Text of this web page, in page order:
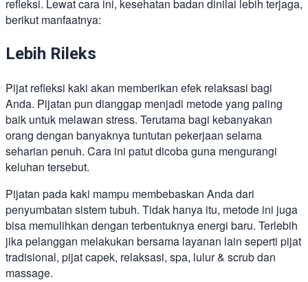
refleksi. Lewat cara ini, kesehatan badan dinilai lebih terjaga,
berikut manfaatnya:
Lebih Rileks
Pijat refleksi kaki akan memberikan efek relaksasi bagi
Anda. Pijatan pun dianggap menjadi metode yang paling
baik untuk melawan stress. Terutama bagi kebanyakan
orang dengan banyaknya tuntutan pekerjaan selama
seharian penuh. Cara ini patut dicoba guna mengurangi
keluhan tersebut.
Pijatan pada kaki mampu membebaskan Anda dari
penyumbatan sistem tubuh. Tidak hanya itu, metode ini juga
bisa memulihkan dengan terbentuknya energi baru. Terlebih
jika pelanggan melakukan bersama layanan lain seperti pijat
tradisional, pijat capek, relaksasi, spa, lulur & scrub dan
massage.